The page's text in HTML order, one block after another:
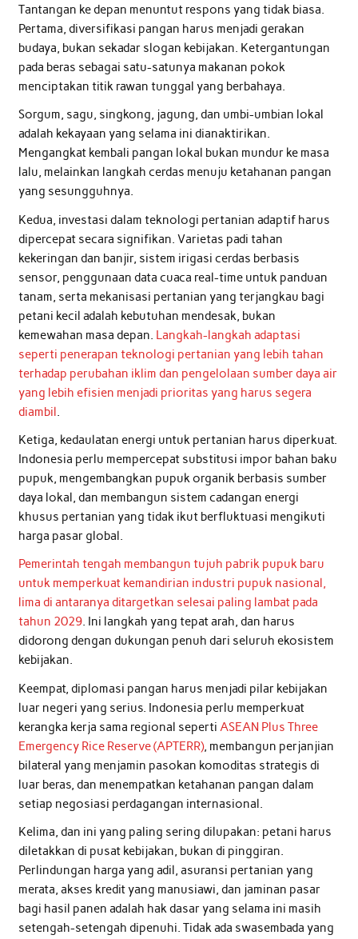
Tantangan ke depan menuntut respons yang tidak biasa.
Pertama, diversifikasi pangan harus menjadi gerakan
budaya, bukan sekadar slogan kebijakan. Ketergantungan
pada beras sebagai satu-satunya makanan pokok
menciptakan titik rawan tunggal yang berbahaya.
Sorgum, sagu, singkong, jagung, dan umbi-umbian lokal
adalah kekayaan yang selama ini dianaktirikan.
Mengangkat kembali pangan lokal bukan mundur ke masa
lalu, melainkan langkah cerdas menuju ketahanan pangan
yang sesungguhnya.
Kedua, investasi dalam teknologi pertanian adaptif harus
dipercepat secara signifikan. Varietas padi tahan
kekeringan dan banjir, sistem irigasi cerdas berbasis
sensor, penggunaan data cuaca real-time untuk panduan
tanam, serta mekanisasi pertanian yang terjangkau bagi
petani kecil adalah kebutuhan mendesak, bukan
kemewahan masa depan. Langkah-langkah adaptasi
seperti penerapan teknologi pertanian yang lebih tahan
terhadap perubahan iklim dan pengelolaan sumber daya air
yang lebih efisien menjadi prioritas yang harus segera
diambil
Ketiga, kedaulatan energi untuk pertanian harus diperkuat.
Indonesia perlu mempercepat substitusi impor bahan baku
pupuk, mengembangkan pupuk organik berbasis sumber
daya lokal, dan membangun sistem cadangan energi
khusus pertanian yang tidak ikut berfluktuasi mengikuti
harga pasar global.
Pemerintah tengah membangun tujuh pabrik pupuk baru
untuk memperkuat kemandirian industri pupuk nasional,
lima di antaranya ditargetkan selesai paling lambat pada
tahun 2029. Ini langkah yang tepat arah, dan harus
didorong dengan dukungan penuh dari seluruh ekosistem
kebijakan.
Keempat, diplomasi pangan harus menjadi pilar kebijakan
luar negeri yang serius. Indonesia perlu memperkuat
kerangka kerja sama regional seperti ASEAN Plus Three
Emergency Rice Reserve (APTERR), membangun perjanjian
bilateral yang menjamin pasokan komoditas strategis di
luar beras, dan menempatkan ketahanan pangan dalam
setiap negosiasi perdagangan internasional.
Kelima, dan ini yang paling sering dilupakan: petani harus
diletakkan di pusat kebijakan, bukan di pinggiran.
Perlindungan harga yang adil, asuransi pertanian yang
merata, akses kredit yang manusiawi, dan jaminan pasar
bagi hasil panen adalah hak dasar yang selama ini masih
setengah-setengah dipenuhi. Tidak ada swasembada yang